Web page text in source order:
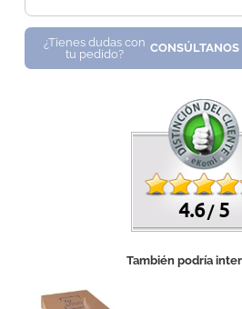
¿Tienes dudas con
tu pedido?
CONSÚLTANOS
4.6 /5
También podría